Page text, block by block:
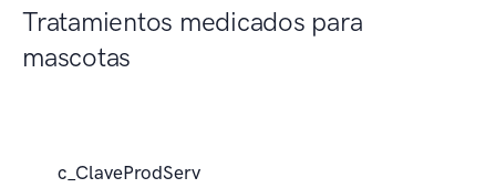
Tratamientos medicados para
mascotas
c_ClaveProdServ